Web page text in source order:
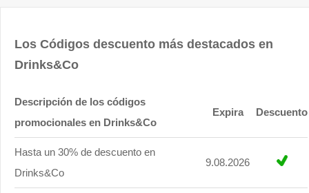
Los Códigos descuento más destacados en
Drinks&Co
Descripción de los códigos
promocionales en Drinks&Co
Expira Descuento
Hasta un 30% de descuento en
Drinks&Co
9.08.2026